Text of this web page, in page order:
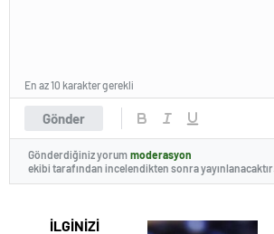
Gönder
En az 10 karakter gerekli
Gönderdiğiniz yorum moderasyon
ekibi tarafından incelendikten sonra yayınlanacaktır.
İLGİNİZİ